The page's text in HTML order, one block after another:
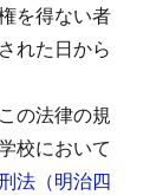
を得ない者
れた日から
の法律の規
校において
法（明治四